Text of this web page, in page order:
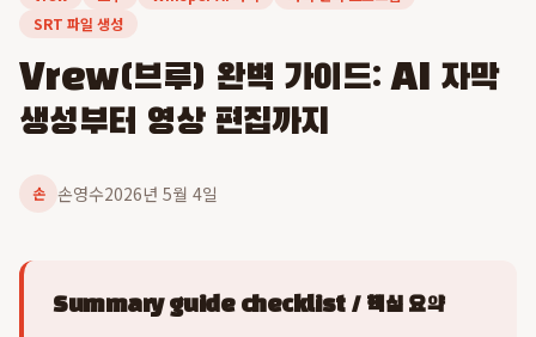
SRT 파일 생성
Vrew(브루) 완벽 가이드: AI 자막
생성부터 영상 편집까지
손 손영수2026년 5월 4일
Summary guide checklist / 핵심 요약